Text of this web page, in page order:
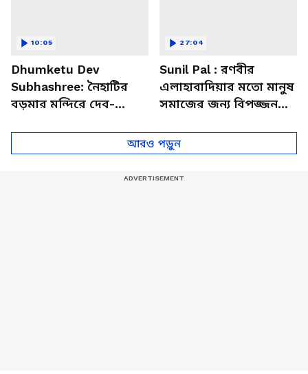
Dhumketu Dev
Subhashree: নৈহাটির
বড়মার মন্দিরে দেব-
10:05
Sunil Pal : রণবীর
এলাহাবাদিয়ার মতো মানুষ
সমাজের জন্য বিপজ্জনক :
27:04
আরও পড়ুন